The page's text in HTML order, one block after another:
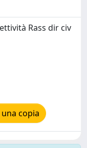
Rass dir civ
copia